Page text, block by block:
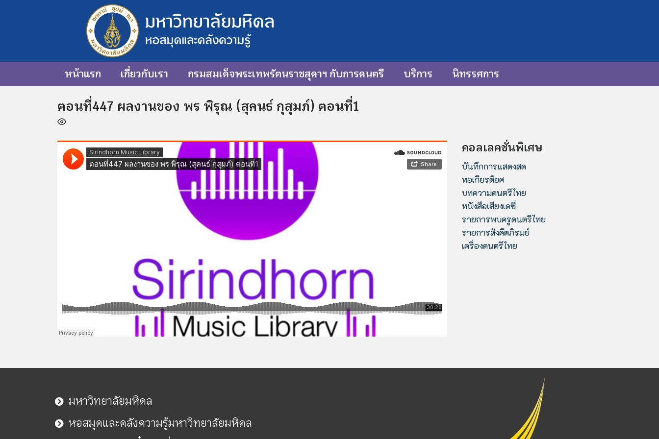
หน้าแรก เกี่ยวกับเรา กรมสมเด็จพระเทพรัตนราชสุดาฯ กับการดนตรี บริการ นิทรรศการ
ตอนที่447 ผลงานของ พร พิรุณ (สุคนธ์ กุสุมภ์) ตอนที่1
คอลเลคชั่นพิเศษ
บันทึกการแสดงสด
หอเกียรติยศ
บทความดนตรีไทย
หนังสือเสียงเดซี่
รายการพบครูดนตรีไทย
รายการสังคีตภิรมย์
เครื่องดนตรีไทย
มหาวิทยาลัยมหิดล
หอสมุดและคลังความรู้มหาวิทยาลัยมหิดล